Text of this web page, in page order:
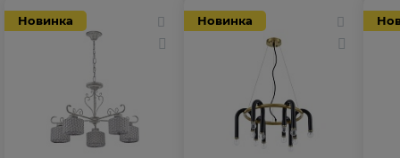
Новинка Новинка